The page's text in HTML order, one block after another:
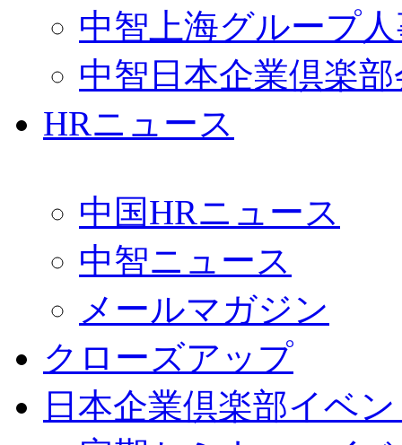
中智上海グループ
中智日本企業倶楽
HRニュース
中国HRニュース
中智ニュース
メールマガジン
クローズアップ
日本企業倶楽部イベ